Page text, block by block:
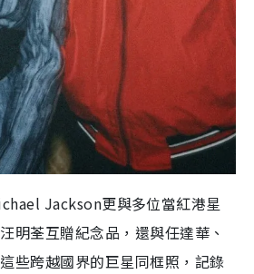
Jackson更與多位當紅港星
明荃互贈紀念品，還與任達華、
些跨越國界的巨星同框照，記錄